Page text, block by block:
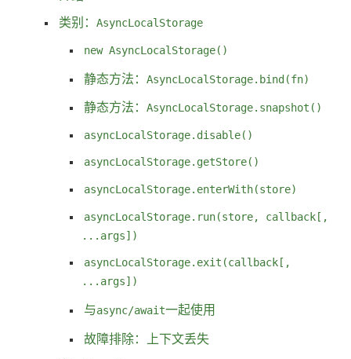
类别： AsyncLocalStorage
new AsyncLocalStorage()
静态方法： AsyncLocalStorage.bind(fn)
静态方法： AsyncLocalStorage.snapshot()
asyncLocalStorage.disable()
asyncLocalStorage.getStore()
asyncLocalStorage.enterWith(store)
asyncLocalStorage.run(store, callback[,
...args])
asyncLocalStorage.exit(callback[,
...args])
与async/await一起使用
故障排除：上下文丢失